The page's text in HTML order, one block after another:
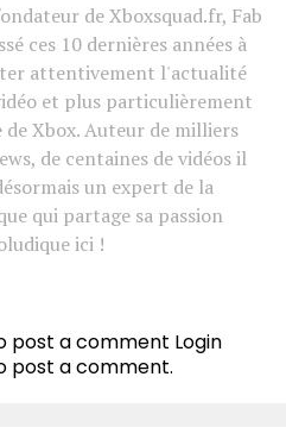
de Xboxsquad.fr, Fab
ces 10 dernières années à
attentivement l'actualité
et plus particulièrement
de Xbox. Auteur de milliers
de centaines de vidéos il
un expert de la
qui partage sa passion
ici !
post a comment Login
post a comment.